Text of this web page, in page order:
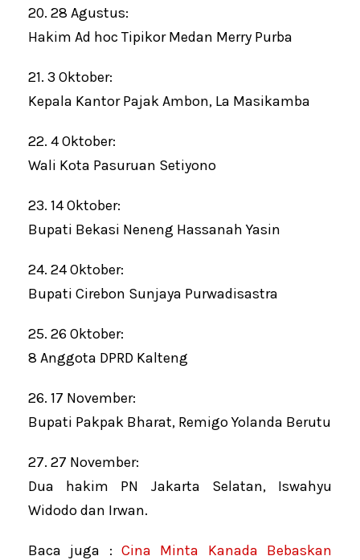
20. 28 Agustus:
Hakim Ad hoc Tipikor Medan Merry Purba
21. 3 Oktober:
Kepala Kantor Pajak Ambon, La Masikamba
22. 4 Oktober:
Wali Kota Pasuruan Setiyono
23. 14 Oktober:
Bupati Bekasi Neneng Hassanah Yasin
24. 24 Oktober:
Bupati Cirebon Sunjaya Purwadisastra
25. 26 Oktober:
8 Anggota DPRD Kalteng
26. 17 November:
Bupati Pakpak Bharat, Remigo Yolanda Berutu
27. 27 November:
Dua hakim PN Jakarta Selatan, Iswahyu
Widodo dan Irwan.
Baca juga : Cina Minta Kanada Bebaskan